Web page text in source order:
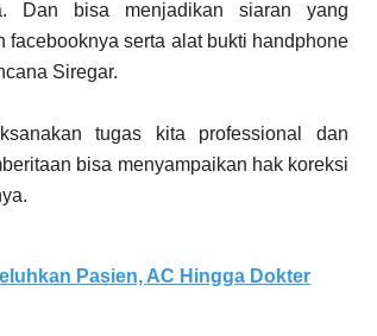
Dan bisa menjadikan siaran yang
serta alat bukti handphone
Siregar.
tugas kita professional dan
bisa menyampaikan hak koreksi
Pasien, AC Hingga Dokter